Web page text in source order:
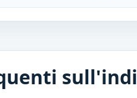
100.43
100.28
100.26